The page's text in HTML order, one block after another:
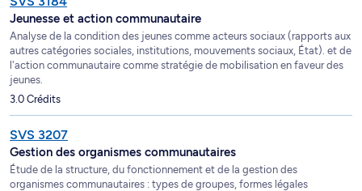
Jeunesse et action communautaire
Analyse de la condition des jeunes comme acteurs sociaux (rapports aux
autres catégories sociales, institutions, mouvements sociaux, État). et de
l'action communautaire comme stratégie de mobilisation en faveur des
jeunes.
3.0 Crédits
SVS 3207
Gestion des organismes communautaires
Étude de la structure, du fonctionnement et de la gestion des
organismes communautaires : types de groupes, formes légales